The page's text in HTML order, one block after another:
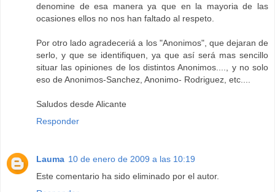
denomine de esa manera ya que en la mayoria de las
ocasiones ellos no nos han faltado al respeto.
Por otro lado agradeceriá a los "Anonimos", que dejaran de
serlo, y que se identifiquen, ya que así será mas sencillo
situar las opiniones de los distintos Anonimos...., y no solo
eso de Anonimos-Sanchez, Anonimo- Rodriguez, etc....
Saludos desde Alicante
Responder
Lauma 10 de enero de 2009 a las 10:19
Este comentario ha sido eliminado por el autor.